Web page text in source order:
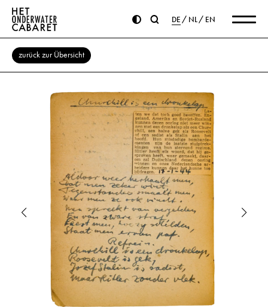
DE NL EN
zurück zur Übersicht